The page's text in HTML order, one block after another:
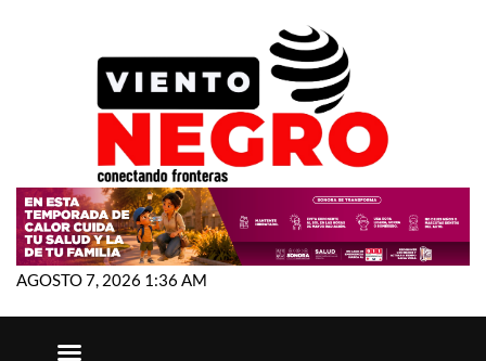
AGOSTO 7, 2026 1:36 AM